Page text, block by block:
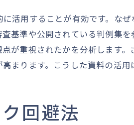
商標類似どこまでを法的に判断
商標法で考える類否判断の最新
商標審査基準と法的判断の違い
商標判断で押さえたい法的リス
商標トラブルを防ぐための判断基
活用することが有効です。な
基準や公開されている判例集
が重視されたかを分析します
まります。こうした資料の活用
回避法